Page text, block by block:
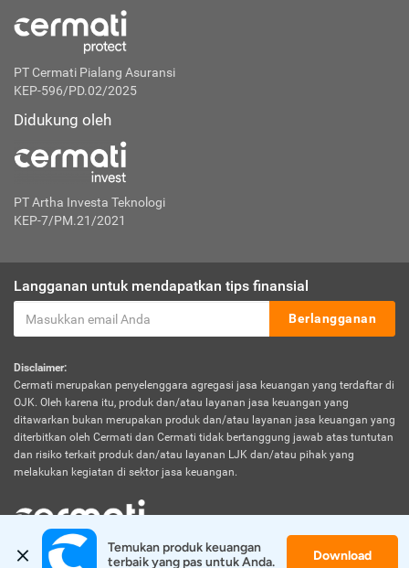
PT Cermati Pialang Asuransi
KEP-596/PD.02/2025
Didukung oleh
PT Artha Investa Teknologi
KEP-7/PM.21/2021
Langganan untuk mendapatkan tips finansial
Berlangganan
Disclaimer:
Cermati merupakan penyelenggara agregasi jasa keuangan yang terdaftar di
OJK. Oleh karena itu, produk dan/atau layanan jasa keuangan yang
ditawarkan bukan merupakan produk dan/atau layanan jasa keuangan yang
diterbitkan oleh Cermati dan Cermati tidak bertanggung jawab atas tuntutan
dan risiko terkait produk dan/atau layanan LJK dan/atau pihak yang
melakukan kegiatan di sektor jasa keuangan.
© 2026 Cermati. All Rights Reserved.
Temukan produk keuangan
terbaik yang pas untuk Anda.
Download